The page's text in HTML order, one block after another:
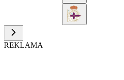
REKLAMA